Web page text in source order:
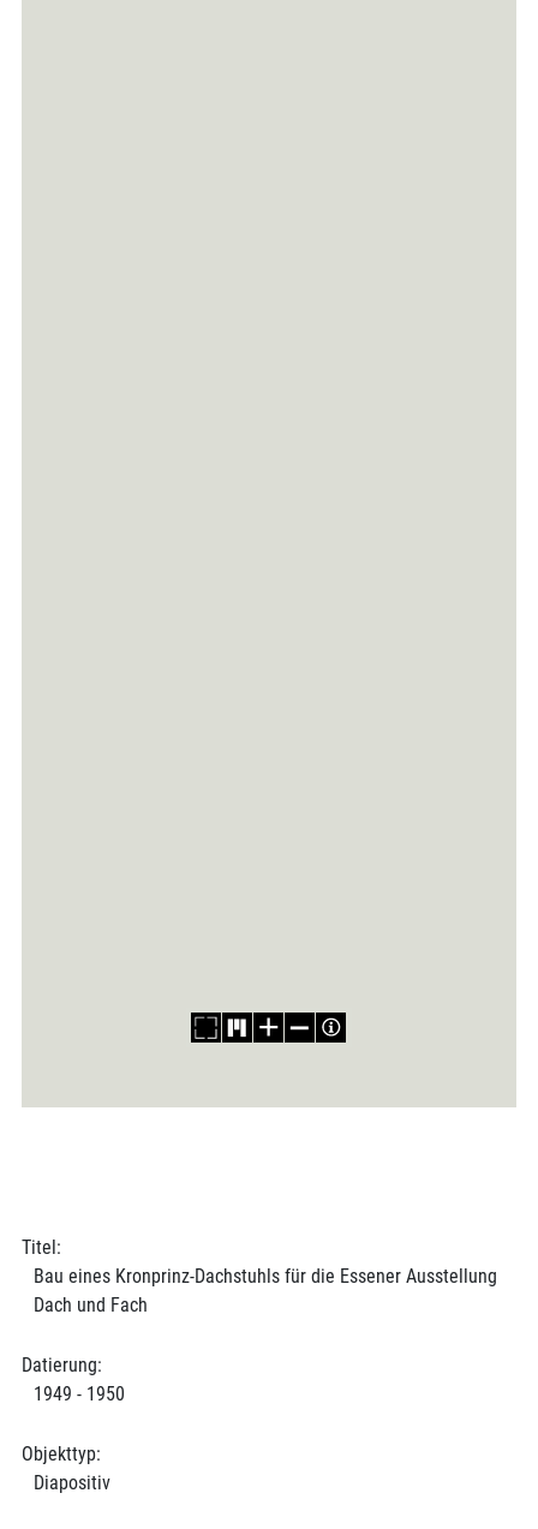
Titel:
Bau eines Kronprinz-Dachstuhls für die Essener Ausstellung
Dach und Fach
Datierung:
1949 - 1950
Objekttyp:
Diapositiv